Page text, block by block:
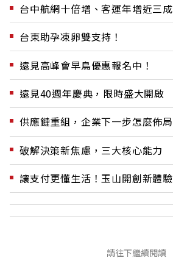
台中航網十倍增、客運年增近三成
台東助孕凍卵雙支持！
遠見高峰會早鳥優惠報名中！
遠見40週年慶典，限時盛大開啟
供應鏈重組，企業下一步怎麼佈局
破解決策新焦慮，三大核心能力
讓支付更懂生活！玉山開創新體驗
請往下繼續閱讀